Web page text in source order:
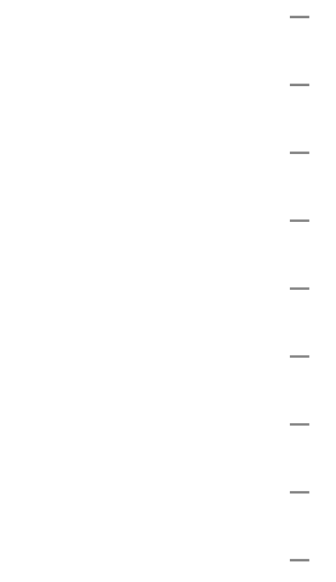
—
—
—
—
—
—
—
—
—